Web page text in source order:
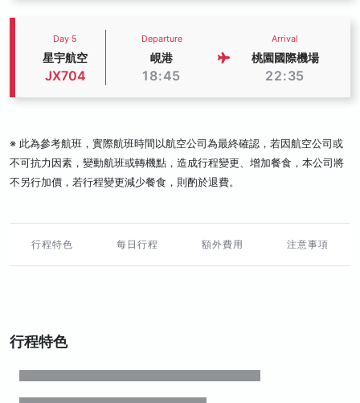
Day 5
星宇航空
JX704
Departure
峴港
18:45
Arrival
桃園國際機場
22:35
※ 此為參考航班，實際航班時間以航空公司為最終確認，若因航空公司或
不可抗力因素，變動航班或轉機點，造成行程變更、增加餐食，本公司將
不另行加價，若行程變更減少餐食，則酌於退費。
行程特色 每日行程 額外費用 注意事項
行程特色